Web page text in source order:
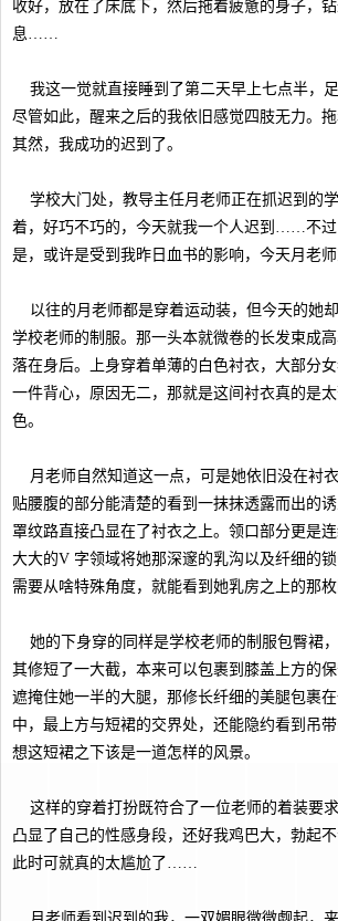
收好，放在了床底下，然后拖着疲惫的身子，
息……
我这一觉就直接睡到了第二天早上七点半，
尽管如此，醒来之后的我依旧感觉四肢无力。
其然，我成功的迟到了。
学校大门处，教导主任月老师正在抓迟到的
着，好巧不巧的，今天就我一个人迟到……不过
是，或许是受到我昨日血书的影响，今天月老师
以往的月老师都是穿着运动装，但今天的她
学校老师的制服。那一头本就微卷的长发束成
落在身后。上身穿着单薄的白色衬衣，大部分
一件背心，原因无二，那就是这间衬衣真的是
色。
月老师自然知道这一点，可是她依旧没在衬
贴腰腹的部分能清楚的看到一抹抹透露而出的
罩纹路直接凸显在了衬衣之上。领口部分更是
大大的V 字领域将她那深邃的乳沟以及纤细的
需要从啥特殊角度，就能看到她乳房之上的那枚
她的下身穿的同样是学校老师的制服包臀裙
其修短了一大截，本来可以包裹到膝盖上方的
遮掩住她一半的大腿，那修长纤细的美腿包裹
中，最上方与短裙的交界处，还能隐约看到吊
想这短裙之下该是一道怎样的风景。
这样的穿着打扮既符合了一位老师的着装要
凸显了自己的性感身段，还好我鸡巴大，勃起
此时可就真的太尴尬了……